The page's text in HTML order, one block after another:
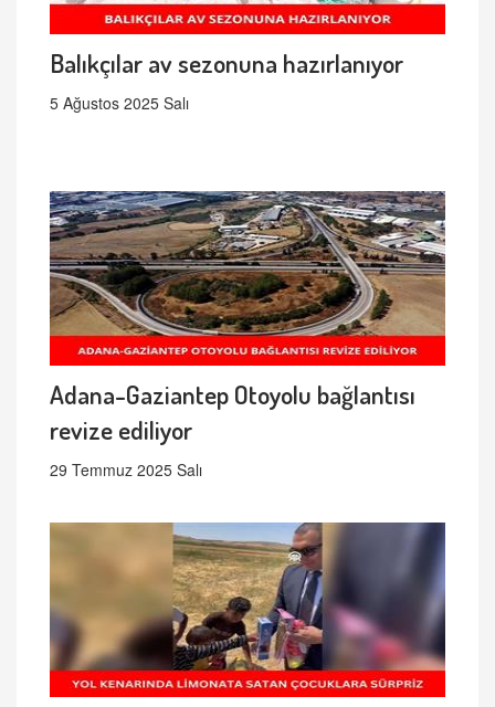
Balıkçılar av sezonuna hazırlanıyor
5 Ağustos 2025 Salı
Adana-Gaziantep Otoyolu bağlantısı
revize ediliyor
29 Temmuz 2025 Salı